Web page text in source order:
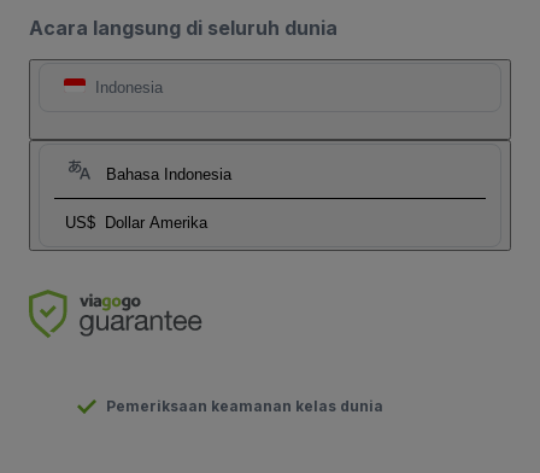
Acara langsung di seluruh dunia
Indonesia
Bahasa Indonesia
US$ Dollar Amerika
Pemeriksaan keamanan kelas dunia